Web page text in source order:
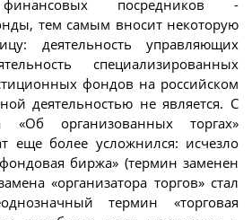
посредников -
тем самым вносит некоторую
деятельность управляющих
специализированных
фондов на российском
деятельностью не является. С
«Об организованных торгах»
еще более усложнился: исчезло
биржа» (термин заменен
«организатора торгов» стал
термин «торговая